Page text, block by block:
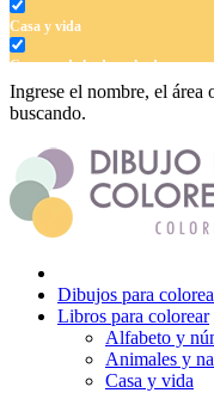
Casa y vida
Cuentos de hadas y hadas
Deporte
Dinosaurios
El universo
Flores
Gente
Halloween y otoño
Invierno y navidad
Ingrese el nombre, el área
buscando.
Dibujos para
Libros para colorear
Alfabeto y
Animales y
Casa y vida